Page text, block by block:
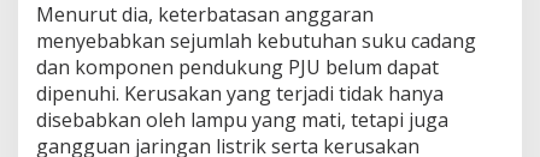
k
a
n
B
e
r
Menurut dia, keterbatasan anggaran
menyebabkan sejumlah kebutuhan suku cadang
dan komponen pendukung PJU belum dapat
dipenuhi. Kerusakan yang terjadi tidak hanya
disebabkan oleh lampu yang mati, tetapi juga
gangguan jaringan listrik serta kerusakan